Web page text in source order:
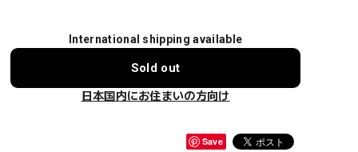
International shipping available
Sold out
日本国内にお住まいの方向け
Save